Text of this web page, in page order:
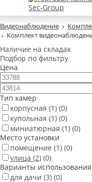
Видеонаблюдение
Комплект
Наличие на складах
Подбор по фильтру
Цена
Тип камер
корпусная (1) (0)
купольная (1) (0)
миниатюрная (1) (0)
Место установки
помещение (1) (0)
улица (2) (0)
Варианты использования
для дачи (3) (0)